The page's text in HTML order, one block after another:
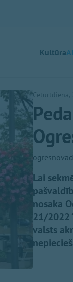
Kultūra
Ceturtdiena,
Lai
nosaka
21/2022
valsts